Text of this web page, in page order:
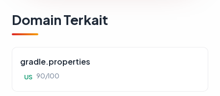
Domain Terkait
gradle.properties
US 90/100